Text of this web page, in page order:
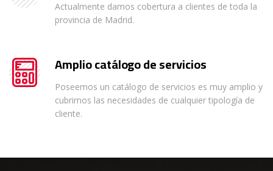
Actualmente damos cobertura a clientes de toda la
provincia de Madrid.
Amplio catálogo de servicios
Poseemos un catálogo de servicios es muy amplio y
cubrimos las necesidades de cualquier tipología de
cliente.